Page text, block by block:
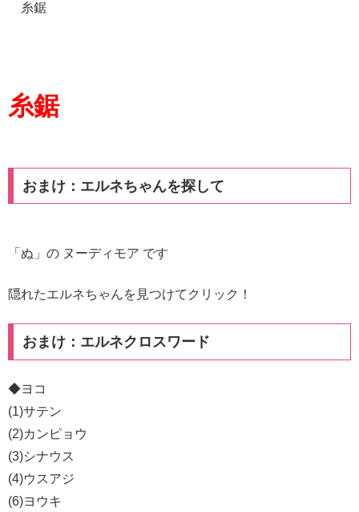
糸鋸
糸鋸
おまけ：エルネちゃんを探して
「ぬ」の ヌーディモア です
隠れたエルネちゃんを見つけてクリック！
おまけ：エルネクロスワード
◆ヨコ
(1)サテン
(2)カンピョウ
(3)シナウス
(4)ウスアジ
(6)ヨウキ